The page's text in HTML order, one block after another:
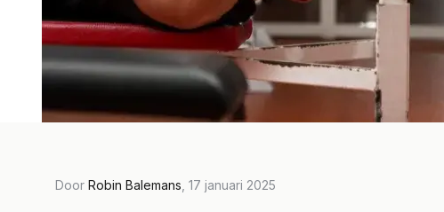
Door Robin Balemans , 17 januari 2025